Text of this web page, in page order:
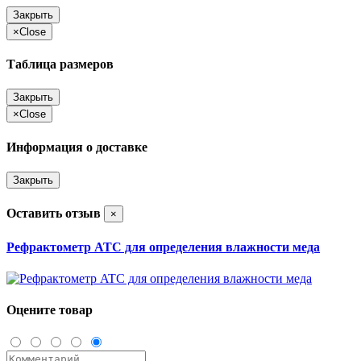
Закрыть
×Close
Таблица размеров
Закрыть
×Close
Информация о доставке
Закрыть
Оставить отзыв ×
Рефрактометр ATC для определения влажности меда
Оцените товар